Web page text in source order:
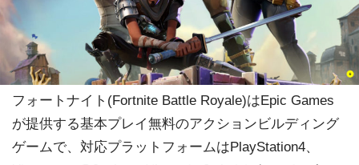
フォートナイト(Fortnite Battle Royale)はEpic Games
が提供する基本プレイ無料のアクションビルディング
ゲームで、対応プラットフォームはPlayStation4、